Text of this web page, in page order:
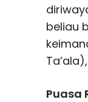
beliau
Puasa